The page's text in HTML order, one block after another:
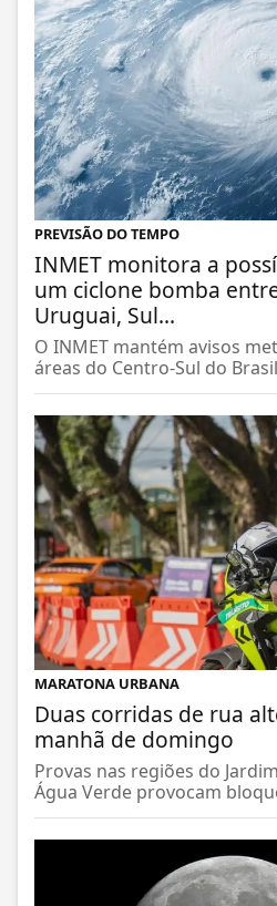
PREVISÃO DO TEMPO
INMET monitora a
um ciclone bomba
Uruguai, Sul...
O INMET mantém avisos
áreas do Centro-Sul do
MARATONA URBANA
Duas corridas de rua
manhã de domingo
Provas nas regiões do
Água Verde provocam